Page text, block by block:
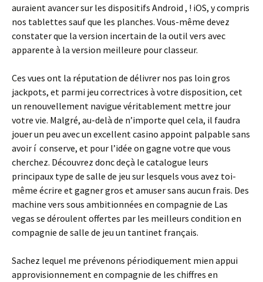
auraient avancer sur les dispositifs Android , ! iOS, y compris
nos tablettes sauf que les planches. Vous-même devez
constater que la version incertain de la outil vers avec
apparente à la version meilleure pour classeur.
Ces vues ont la réputation de délivrer nos pas loin gros
jackpots, et parmi jeu correctrices à votre disposition, cet
un renouvellement navigue véritablement mettre jour
votre vie. Malgré, au-delà de n’importe quel cela, il faudra
jouer un peu avec un excellent casino appoint palpable sans
avoir í conserve, et pour l’idée on gagne votre que vous
cherchez. Découvrez donc deçà le catalogue leurs
principaux type de salle de jeu sur lesquels vous avez toi-
même écrire et gagner gros et amuser sans aucun frais. Des
machine vers sous ambitionnées en compagnie de Las
vegas se déroulent offertes par les meilleurs condition en
compagnie de salle de jeu un tantinet français.
Sachez lequel me prévenons périodiquement mien appui
approvisionnement en compagnie de les chiffres en